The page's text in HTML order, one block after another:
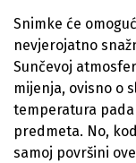
Snimke će
nevjerojatno
Sunčevoj
mijenja, ovisno o
temperatura
predmeta. No,
samoj površini